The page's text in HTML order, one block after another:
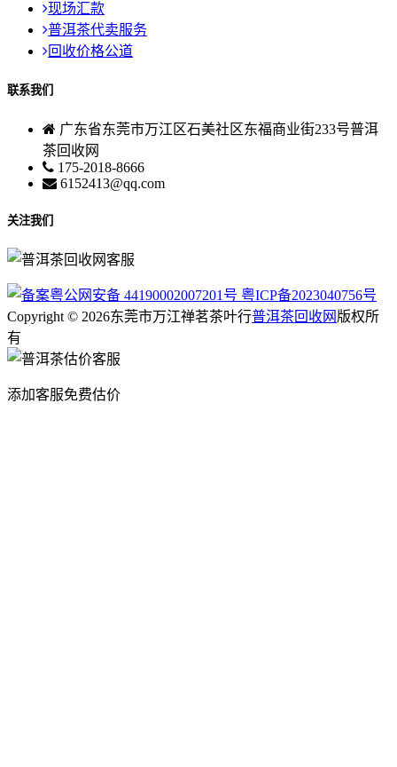
现场汇款
普洱茶代卖服务
回收价格公道
联系我们
广东省东莞市万江区石美社区东福商业街233号普洱
茶回收网
175-2018-8666
6152413@qq.com
关注我们
粤公网安备 44190002007201号 粤ICP备2023040756号
Copyright © 2026东莞市万江禅茗茶叶行普洱茶回收网 版权所
有
添加客服免费估价